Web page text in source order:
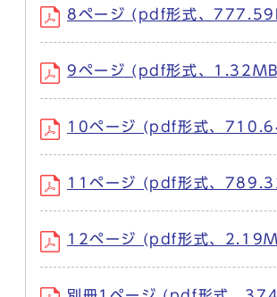
8ページ (pdf形式、
9ページ (pdf形式、
10ページ (pdf形式、
11ページ (pdf形式、
12ページ (pdf形式、